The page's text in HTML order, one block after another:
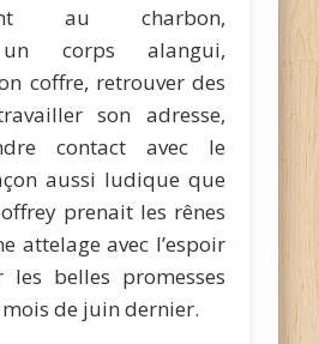
au charbon,
un corps alangui,
coffre, retrouver des
son adresse,
contact avec le
aussi ludique que
prenait les rênes
attelage avec l’espoir
les belles promesses
de juin dernier.